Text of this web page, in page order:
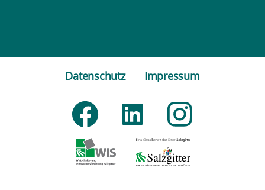
Datenschutz Impressum